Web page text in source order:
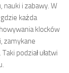
nauki i zabawy. W
każda
klocków
zamykane
podział ułatwi